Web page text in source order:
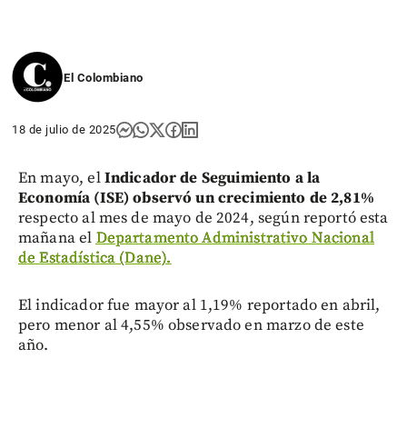
El Colombiano
18 de julio de 2025
En mayo, elIndicador de Seguimiento a la
Economía (ISE) observó un crecimiento de 2,81%
respecto al mes de mayo de 2024, según reportó esta
mañana el Departamento Administrativo Nacional
de Estadística (Dane).
El indicador fue mayor al 1,19% reportado en abril,
pero menor al 4,55% observado en marzo de este
año.